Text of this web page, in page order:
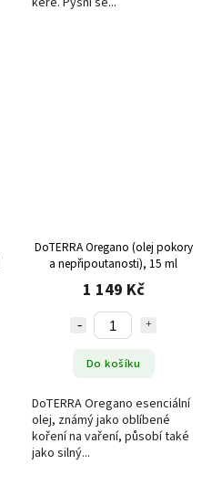
DoTERRA Oregano (olej pokory
a nepřipoutanosti), 15 ml
1 149 Kč
Do košíku
DoTERRA Oregano esenciální
olej, známý jako oblíbené
koření na vaření, působí také
jako silný...